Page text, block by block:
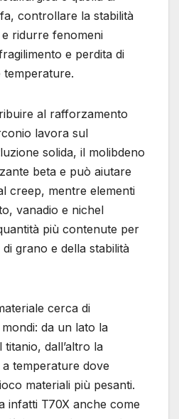
controllare la stabilità
ridurre fenomeni
e perdita di
temperature.
al rafforzamento
lavora sul
solida, il molibdeno
beta e può aiutare
creep, mentre elementi
vanadio e nichel
più contenute per
grano e della stabilità
cerca di
da un lato la
dall’altro la
temperature dove
materiali più pesanti.
infatti T70X anche come